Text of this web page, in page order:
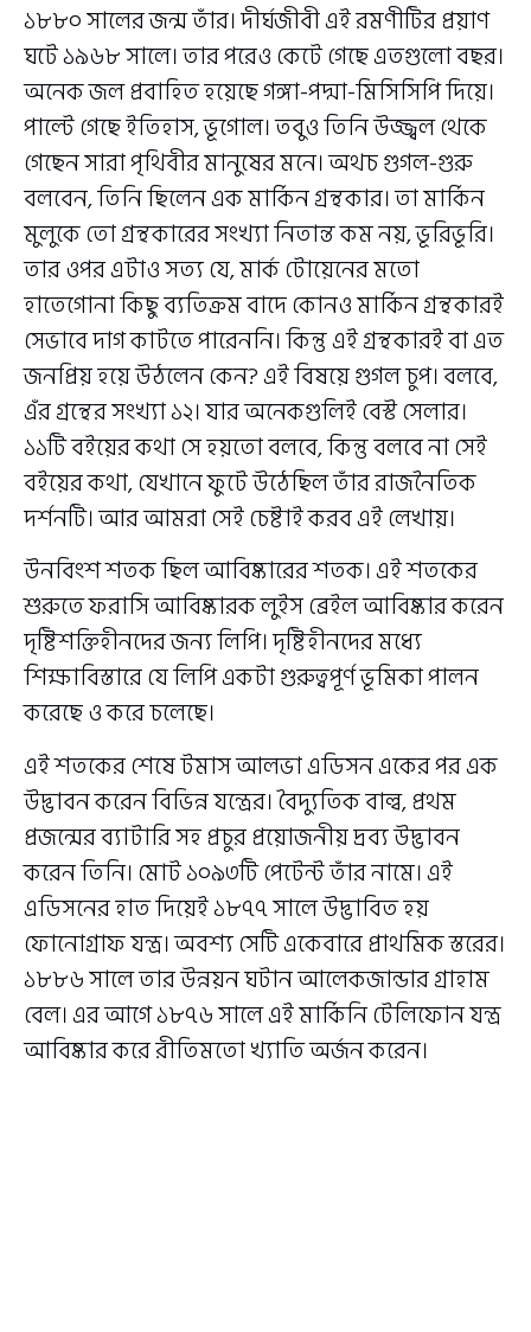
১৮৮০ সালের জন্ম তাঁর। দীর্ঘজীবী এই রমণীটির প্রয়াণ
ঘটে ১৯৬৮ সালে। তার পরেও কেটে গেছে এতগুলো বছর।
অনেক জল প্রবাহিত হয়েছে গঙ্গা-পদ্মা-মিসিসিপি দিয়ে।
পাল্টে গেছে ইতিহাস, ভূগোল। তবুও তিনি উজ্জ্বল থেকে
গেছেন সারা পৃথিবীর মানুষের মনে। অথচ গুগল-গুরু
বলবেন, তিনি ছিলেন এক মার্কিন গ্রন্থকার। তা মার্কিন
মুলুকে তো গ্রন্থকারের সংখ্যা নিতান্ত কম নয়, ভূরিভূরি।
তার ওপর এটাও সত্য যে, মার্ক টোয়েনের মতো
হাতেগোনা কিছু ব্যতিক্রম বাদে কোনও মার্কিন গ্রন্থকারই
সেভাবে দাগ কাটতে পারেননি। কিন্তু এই গ্রন্থকারই বা এত
জনপ্রিয় হয়ে উঠলেন কেন? এই বিষয়ে গুগল চুপ। বলবে,
এঁর গ্রন্থের সংখ্যা ১২। যার অনেকগুলিই বেস্ট সেলার।
১১টি বইয়ের কথা সে হয়তো বলবে, কিন্তু বলবে না সেই
বইয়ের কথা, যেখানে ফুটে উঠেছিল তাঁর রাজনৈতিক
দর্শনটি। আর আমরা সেই চেষ্টাই করব এই লেখায়।
উনবিংশ শতক ছিল আবিষ্কারের শতক। এই শতকের
শুরুতে ফরাসি আবিষ্কারক লুইস ব্রেইল আবিষ্কার করেন
দৃষ্টিশক্তিহীনদের জন্য লিপি। দৃষ্টিহীনদের মধ্যে
শিক্ষাবিস্তারে যে লিপি একটা গুরুত্বপূর্ণ ভূমিকা পালন
করেছে ও করে চলেছে।
এই শতকের শেষে টমাস আলভা এডিসন একের পর এক
উদ্ভাবন করেন বিভিন্ন যন্ত্রের। বৈদ্যুতিক বাল্ব, প্রথম
প্রজন্মের ব্যাটারি সহ প্রচুর প্রয়োজনীয় দ্রব্য উদ্ভাবন
করেন তিনি। মোট ১০৯৩টি পেটেন্ট তাঁর নামে। এই
এডিসনের হাত দিয়েই ১৮৭৭ সালে উদ্ভাবিত হয়
ফোনোগ্রাফ যন্ত্র। অবশ্য সেটি একেবারে প্রাথমিক স্তরের।
১৮৮৬ সালে তার উন্নয়ন ঘটান আলেকজান্ডার গ্রাহাম
বেল। এর আগে ১৮৭৬ সালে এই মার্কিনি টেলিফোন যন্ত্র
আবিষ্কার করে রীতিমতো খ্যাতি অর্জন করেন।